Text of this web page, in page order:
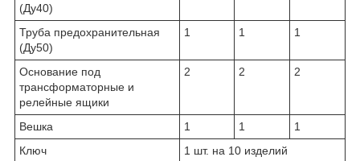
(Ду40)
Труба предохранительная
(Ду50)
1 1 1
Основание под
трансформаторные и
релейные ящики
2 2 2
Вешка 1 1
1
Ключ
1 шт. на 10 изделий